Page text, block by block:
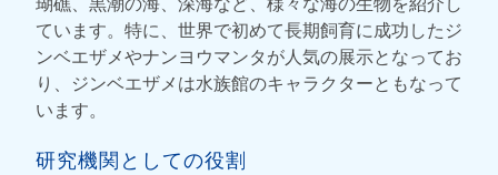
ています。特に、世界で初めて長期飼育に成功したジ
ンベエザメやナンヨウマンタが人気の展示となってお
り、ジンベエザメは水族館のキャラクターともなって
います。
研究機関としての役割